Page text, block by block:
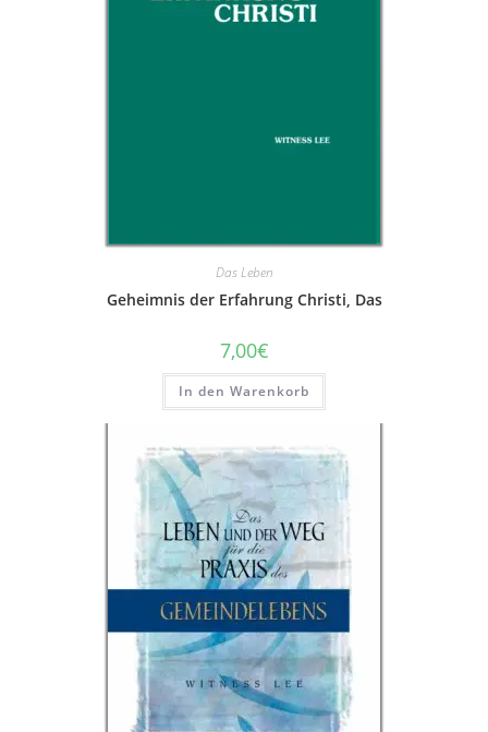
Das Leben
Geheimnis der Erfahrung Christi, Das
7,00€
In den Warenkorb